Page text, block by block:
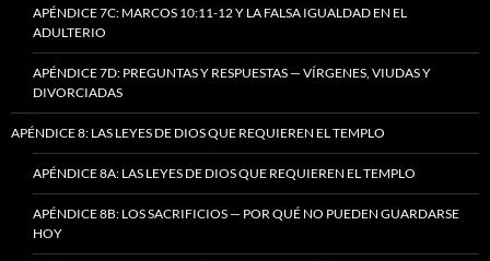
APÉNDICE 7C: MARCOS 10:11-12 Y LA FALSA IGUALDAD EN EL
ADULTERIO
APÉNDICE 7D: PREGUNTAS Y RESPUESTAS — VÍRGENES, VIUDAS Y
DIVORCIADAS
APÉNDICE 8: LAS LEYES DE DIOS QUE REQUIEREN EL TEMPLO
APÉNDICE 8A: LAS LEYES DE DIOS QUE REQUIEREN EL TEMPLO
APÉNDICE 8B: LOS SACRIFICIOS — POR QUÉ NO PUEDEN GUARDARSE
HOY